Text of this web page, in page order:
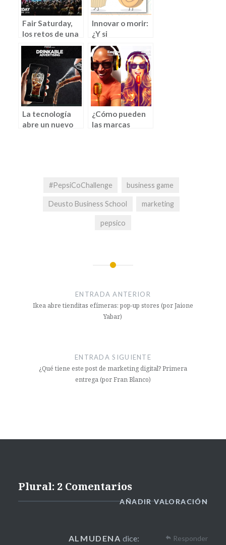
Fair Saturday,
los retos de una
marca
Innovar o morir:
¿Y si
Mr.Wonderful
lanza Mr.
Breakfast? (por
Lorena Naranjo)
La tecnología
abre un nuevo
¿Cómo pueden
las marcas
#PepsiCoChallenge business game
Deusto Business School marketing
pepsico
ENTRADA ANTERIOR
Ikea abre tienditas efímeras: pop-up stores (por Jaione
Yabar)
ENTRADA SIGUIENTE
¿Qué tiene este post de marketing digital? Primera
entrega (por Fran Blanco)
Plural: 2 Comentarios
AÑADIR VALORACIÓN
ALMUDENA dice: Responder